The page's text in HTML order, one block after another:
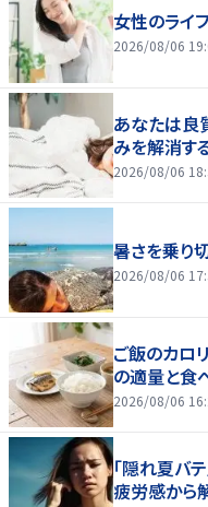
女性のライ
2026/08/06
あなたは良
みを解消す
2026/08/06
暑さを乗り
2026/08/06
ご飯のカロ
の適量と食
2026/08/06
「隠れ夏バ
疲労感から